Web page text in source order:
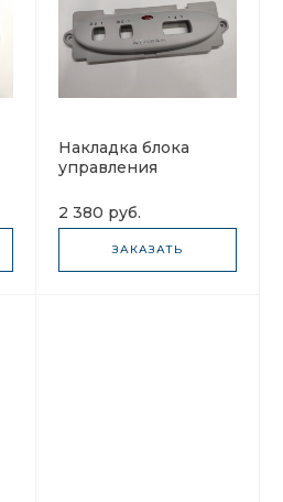
Накладка блока
управления
133.0064.078 INKA
SMART/PLUS
2 380 руб.
ЗАКАЗАТЬ